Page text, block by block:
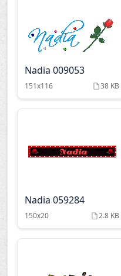
Nadia 009053
151x116 38 KB
Nadia 059284
150x20 2.8 KB